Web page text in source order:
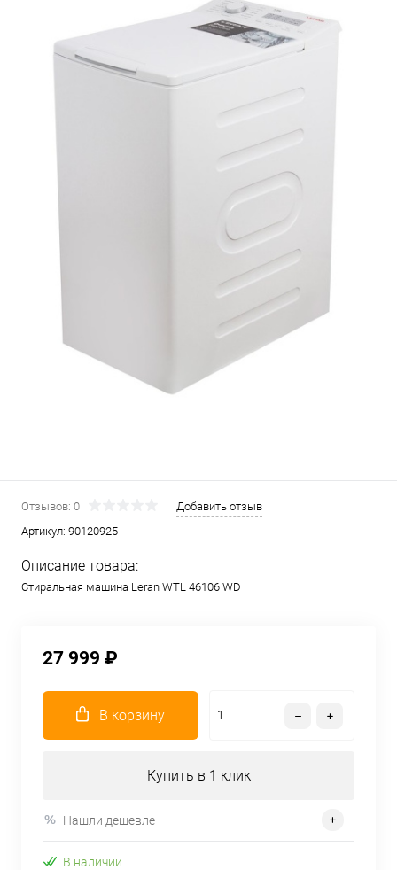
Отзывов: 0
Добавить отзыв
Артикул: 90120925
Описание товара:
Стиральная машина Leran WTL 46106 WD
27 999 ₽
В корзину
Купить в 1 клик
Нашли дешевле
В наличии